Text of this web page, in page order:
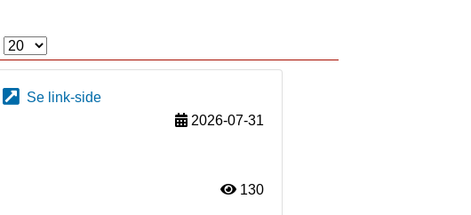
Se link-side
2026-07-31
130